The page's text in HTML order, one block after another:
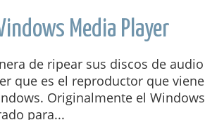
Media Player
de ripear sus discos de audio
que es el reproductor que viene
Originalmente el Windows
para...